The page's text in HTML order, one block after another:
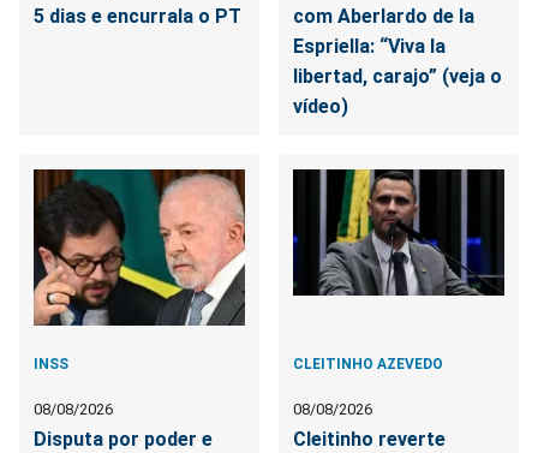
5 dias e encurrala o PT
com Aberlardo de la
Espriella: “Viva la
libertad, carajo” (veja o
vídeo)
INSS
08/08/2026
Disputa por poder e
CLEITINHO AZEVEDO
08/08/2026
Cleitinho reverte